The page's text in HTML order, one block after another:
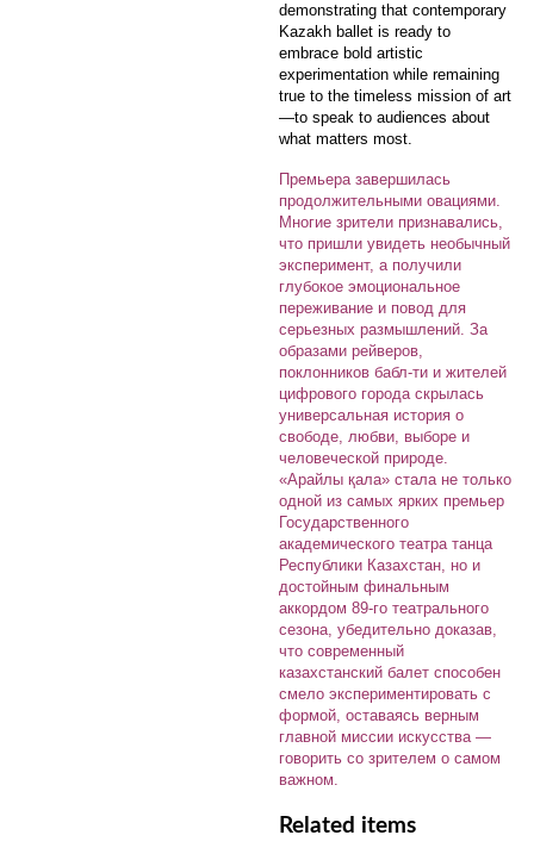
demonstrating that contemporary
Kazakh ballet is ready to
embrace bold artistic
experimentation while remaining
true to the timeless mission of art
—to speak to audiences about
what matters most.
Премьера завершилась
продолжительными овациями.
Многие зрители признавались,
что пришли увидеть необычный
эксперимент, а получили
глубокое эмоциональное
переживание и повод для
серьезных размышлений. За
образами рейверов,
поклонников бабл-ти и жителей
цифрового города скрылась
универсальная история о
свободе, любви, выборе и
человеческой природе.
«Арайлы қала» стала не только
одной из самых ярких премьер
Государственного
академического театра танца
Республики Казахстан, но и
достойным финальным
аккордом 89-го театрального
сезона, убедительно доказав,
что современный
казахстанский балет способен
смело экспериментировать с
формой, оставаясь верным
главной миссии искусства —
говорить со зрителем о самом
важном.
Related items